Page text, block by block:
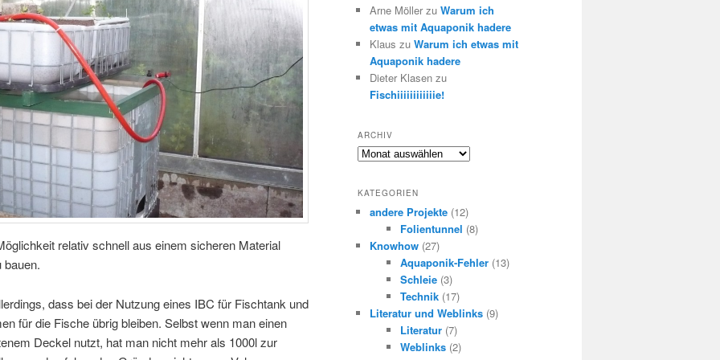
relativ schnell aus einem sicheren Material
dass bei der Nutzung eines IBC für Fischtank und
für die Fische übrig bleiben. Selbst wenn man einen
Deckel nutzt, hat man nicht mehr als 1000l zur
Arne Möller zu Warum ich
etwas mit Aquaponik hadere
Klaus zu Warum ich etwas mit
Aquaponik hadere
Dieter Klasen zu
Fischiiiiiiiiiiiie!
ARCHIV
Archiv
KATEGORIEN
andere Projekte (12)
Folientunnel (8)
Knowhow (27)
Aquaponik-Fehler(13)
Schleie(3)
Technik(17)
Literatur und Weblinks (9)
Literatur(7)
Weblinks(2)